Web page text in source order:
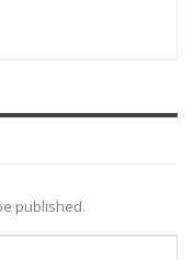
published.